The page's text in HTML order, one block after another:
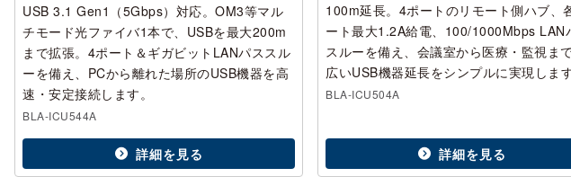
USB 3.1 Gen1（5Gbps）対応。OM3等マル
チモード光ファイバ1本で、USBを最大200m
まで拡張。4ポート＆ギガビットLANパススル
ーを備え、PCから離れた場所のUSB機器を高
速・安定接続します。
BLA-ICU544A
詳細を見る
100m延長。4ポートのリモート側ハブ、
ート最大1.2A給電、100/1000Mbps LAN
スルーを備え、会議室から医療・監視ま
広いUSB機器延長をシンプルに実現します
BLA-ICU504A
詳細を見る